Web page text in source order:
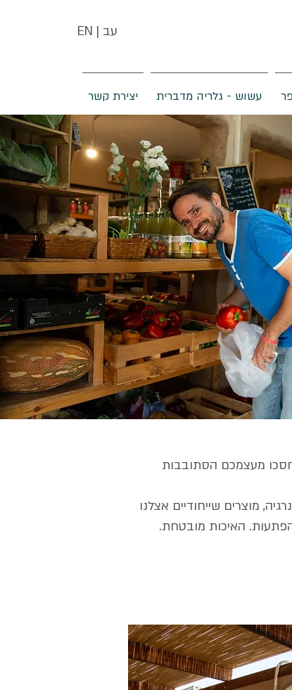
עשוש - גלריה מדברית יצירת קשר
EN | עב
חסכו מעצמכם הסתובבות
מוצרים שייחודיים אצלנו
האיכות מובטחת.